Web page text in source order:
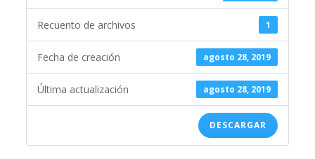
1
Recuento de archivos
agosto 28, 2019
Fecha de creación
agosto 28, 2019
Última actualización
DESCARGAR